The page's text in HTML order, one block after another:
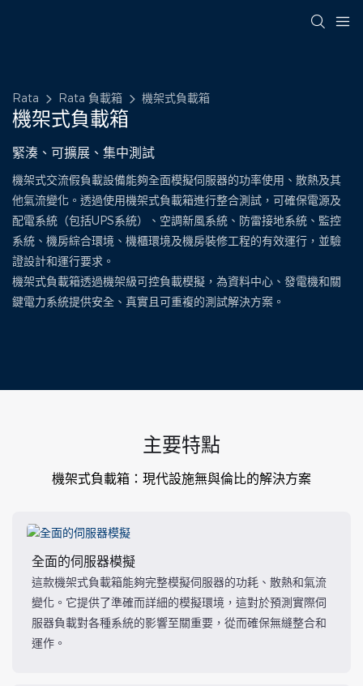
Rata Rata 負載箱 機架式負載箱
機架式負載箱
緊湊、可擴展、集中測試
機架式交流假負載設備能夠全面模擬伺服器的功率使用、散熱及其
他氣流變化。透過使用機架式負載箱進行整合測試，可確保電源及
配電系統（包括UPS系統）、空調新風系統、防雷接地系統、監控
系統、機房綜合環境、機櫃環境及機房裝修工程的有效運行，並驗
證設計和運行要求。
機架式負載箱透過機架級可控負載模擬，為資料中心、發電機和關
鍵電力系統提供安全、真實且可重複的測試解決方案。
主要特點
機架式負載箱：現代設施無與倫比的解​​決方案
全面的伺服器模擬
這款機架式負載箱能夠完整模擬伺服器的功耗、散熱和氣流
變化。它提供了準確而詳細的模擬環境，這對於預測實際伺
服器負載對各種系統的影響至關重要，從而確保無縫整合和
運作。